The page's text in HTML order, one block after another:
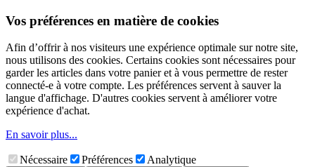
Vos préférences en matière de cookies
Afin d’offrir à nos visiteurs une expérience optimale sur notre site,
nous utilisons des cookies. Certains cookies sont nécessaires pour
garder les articles dans votre panier et à vous permettre de rester
connecté-e à votre compte. Les préférences servent à sauver la
langue d'affichage. D'autres cookies servent à améliorer votre
expérience d'achat.
En savoir plus...
Nécessaire Préférences Analytique